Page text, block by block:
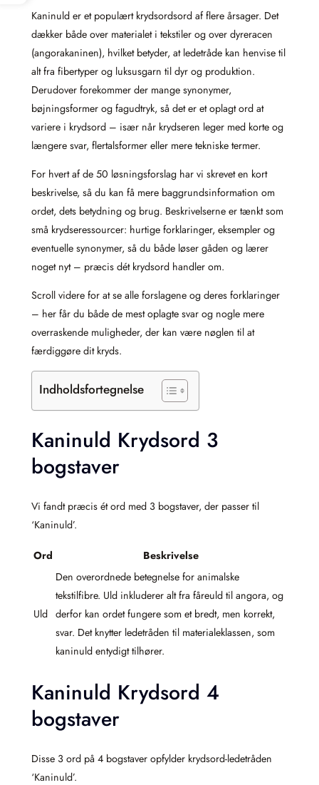
Kaninuld er et populært krydsordsord af flere årsager. Det
dækker både over materialet i tekstiler og over dyreracen
(angorakaninen), hvilket betyder, at ledetråde kan henvise til
alt fra fibertyper og luksusgarn til dyr og produktion.
Derudover forekommer der mange synonymer,
bøjningsformer og fagudtryk, så det er et oplagt ord at
variere i krydsord – især når krydseren leger med korte og
længere svar, flertalsformer eller mere tekniske termer.
For hvert af de 50 løsningsforslag har vi skrevet en kort
beskrivelse, så du kan få mere baggrundsinformation om
ordet, dets betydning og brug. Beskrivelserne er tænkt som
små krydseressourcer: hurtige forklaringer, eksempler og
eventuelle synonymer, så du både løser gåden og lærer
noget nyt – præcis dét krydsord handler om.
Scroll videre for at se alle forslagene og deres forklaringer
– her får du både de mest oplagte svar og nogle mere
overraskende muligheder, der kan være nøglen til at
færdiggøre dit kryds.
Indholdsfortegnelse
Kaninuld Krydsord 3
bogstaver
Vi fandt præcis ét ord med 3 bogstaver, der passer til
‘Kaninuld’.
Ord Beskrivelse
Uld
Den overordnede betegnelse for animalske
tekstilfibre. Uld inkluderer alt fra fåreuld til angora, og
derfor kan ordet fungere som et bredt, men korrekt,
svar. Det knytter ledetråden til materialeklassen, som
kaninuld entydigt tilhører.
Kaninuld Krydsord 4
bogstaver
Disse 3 ord på 4 bogstaver opfylder krydsord-ledetråden
‘Kaninuld’.